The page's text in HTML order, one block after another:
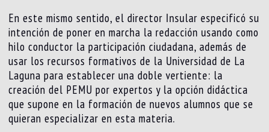
En este mismo sentido, el director Insular especificó su
intención de poner en marcha la redacción usando como
hilo conductor la participación ciudadana, además de
usar los recursos formativos de la Universidad de La
Laguna para establecer una doble vertiente: la
creación del PEMU por expertos y la opción didáctica
que supone en la formación de nuevos alumnos que se
quieran especializar en esta materia.